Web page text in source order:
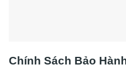
Chính Sách Bảo